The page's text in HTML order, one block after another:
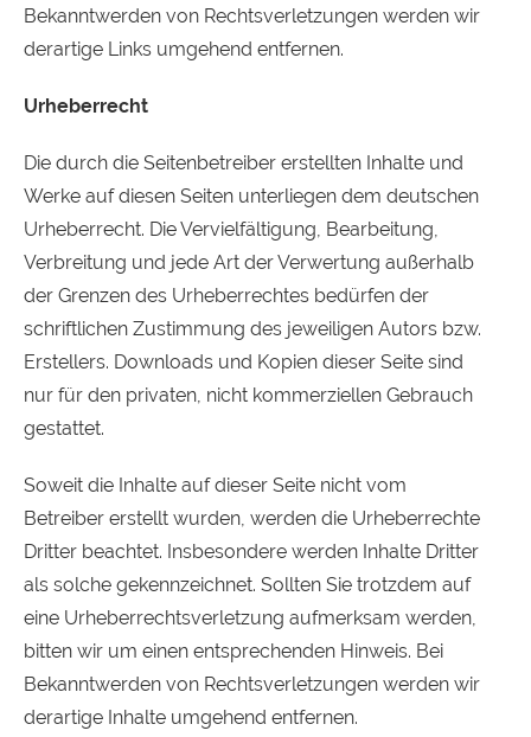
Bekanntwerden von Rechtsverletzungen werden wir
derartige Links umgehend entfernen.
Ur­he­ber­recht
Die durch die Seitenbetreiber erstellten Inhalte und
Werke auf diesen Seiten unterliegen dem deutschen
Urheberrecht. Die Vervielfältigung, Bearbeitung,
Verbreitung und jede Art der Verwertung außerhalb
der Grenzen des Urheberrechtes bedürfen der
schriftlichen Zustimmung des jeweiligen Autors bzw.
Erstellers. Downloads und Kopien dieser Seite sind
nur für den privaten, nicht kommerziellen Gebrauch
gestattet.
Soweit die Inhalte auf dieser Seite nicht vom
Betreiber erstellt wurden, werden die Urheberrechte
Dritter beachtet. Insbesondere werden Inhalte Dritter
als solche gekennzeichnet. Sollten Sie trotzdem auf
eine Urheberrechtsverletzung aufmerksam werden,
bitten wir um einen entsprechenden Hinweis. Bei
Bekanntwerden von Rechtsverletzungen werden wir
derartige Inhalte umgehend entfernen.